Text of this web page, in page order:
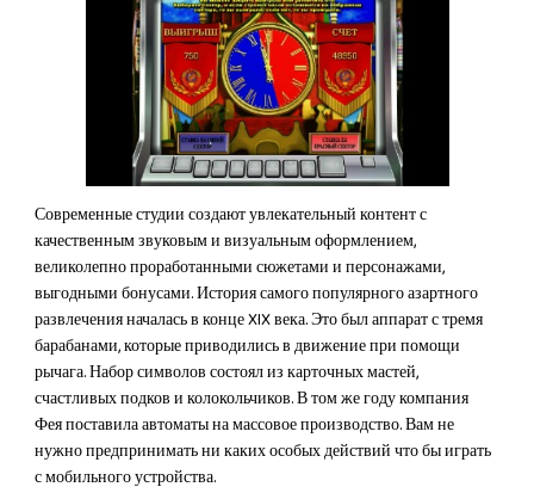
Современные студии создают увлекательный контент с
качественным звуковым и визуальным оформлением,
великолепно проработанными сюжетами и персонажами,
выгодными бонусами. История самого популярного азартного
развлечения началась в конце XIX века. Это был аппарат с тремя
барабанами, которые приводились в движение при помощи
рычага. Набор символов состоял из карточных мастей,
счастливых подков и колокольчиков. В том же году компания
Фея поставила автоматы на массовое производство. Вам не
нужно предпринимать ни каких особых действий что бы играть
с мобильного устройства.